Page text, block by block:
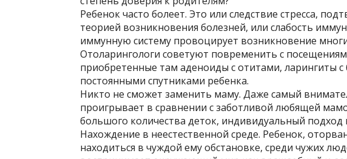
Ребенок часто болеет. Это или следствие стресса,
теорией возникновения болезней, или слабость
иммунную систему провоцирует возникновение
Отоларингологи советуют повременить с
приобретенные там аденоиды с отитами, ларингиты с
постоянными спутниками ребенка.
Никто не сможет заменить маму. Даже самый
проигрывает в сравнении с заботливой любящей
большого количества деток, индивидуальный подход
Нахождение в неестественной среде. Ребенок,
находиться в чуждой ему обстановке, среди чужих